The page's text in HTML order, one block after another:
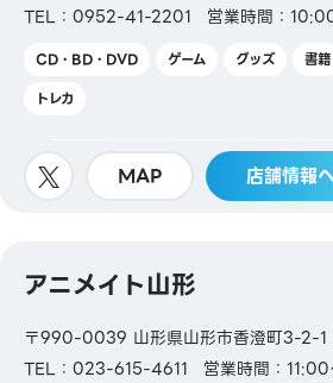
TEL：0952-41-2201
営業時間：
CD・BD・DVD ゲーム グッズ 書籍
トレカ
MAP 店舗情報
アニメイト山形
〒990-0039 山形県山形市香澄町3-2-1
TEL：023-615-4611
営業時間：